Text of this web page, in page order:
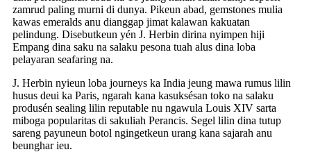
zamrud paling murni di dunya. Pikeun abad, gemstones mulia
kawas emeralds anu dianggap jimat kalawan kakuatan
pelindung. Disebutkeun yén J. Herbin dirina nyimpen hiji
Empang dina saku na salaku pesona tuah alus dina loba
pelayaran seafaring na.
J. Herbin nyieun loba journeys ka India jeung mawa rumus lilin
husus deui ka Paris, ngarah kana kasuksésan toko na salaku
produsén sealing lilin reputable nu ngawula Louis XIV sarta
miboga popularitas di sakuliah Perancis. Segel lilin dina tutup
sareng payuneun botol ngingetkeun urang kana sajarah anu
beunghar ieu.